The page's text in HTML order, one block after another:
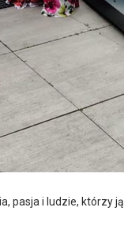
pasja i ludzie, którzy ją